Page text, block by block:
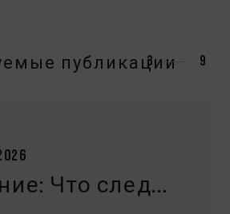
публикации
3 9
Что след...